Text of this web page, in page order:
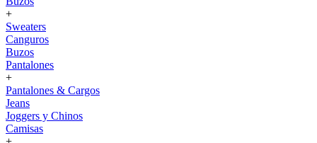
+
Sweaters
Canguros
Buzos
Pantalones
+
Pantalones & Cargos
Jeans
Joggers y Chinos
Camisas